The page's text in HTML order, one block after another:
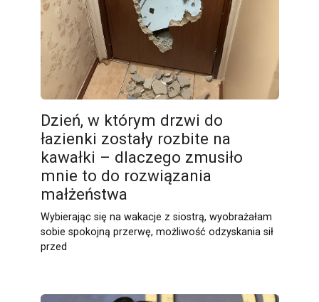
Dzień, w którym drzwi do
łazienki zostały rozbite na
kawałki – dlaczego zmusiło
mnie to do rozwiązania
małżeństwa
Wybierając się na wakacje z siostrą, wyobrażałam
sobie spokojną przerwę, możliwość odzyskania sił
przed